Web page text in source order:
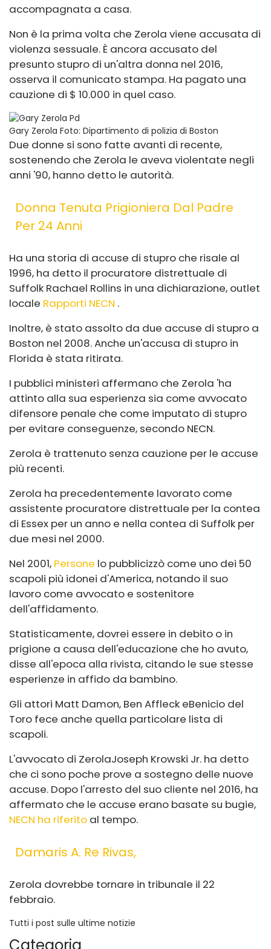
accompagnata a casa.
Non è la prima volta che Zerola viene accusata di
violenza sessuale. È ancora accusato del
presunto stupro di un'altra donna nel 2016,
osserva il comunicato stampa. Ha pagato una
cauzione di $ 10.000 in quel caso.
Gary Zerola Foto: Dipartimento di polizia di Boston
Due donne si sono fatte avanti di recente,
sostenendo che Zerola le aveva violentate negli
anni '90, hanno detto le autorità.
Donna Tenuta Prigioniera Dal Padre
Per 24 Anni
Ha una storia di accuse di stupro che risale al
1996, ha detto il procuratore distrettuale di
Suffolk Rachael Rollins in una dichiarazione, outlet
locale Rapporti NECN .
Inoltre, è stato assolto da due accuse di stupro a
Boston nel 2008. Anche un'accusa di stupro in
Florida è stata ritirata.
I pubblici ministeri affermano che Zerola 'ha
attinto alla sua esperienza sia come avvocato
difensore penale che come imputato di stupro
per evitare conseguenze, secondo NECN.
Zerola è trattenuto senza cauzione per le accuse
più recenti.
Zerola ha precedentemente lavorato come
assistente procuratore distrettuale per la contea
di Essex per un anno e nella contea di Suffolk per
due mesi nel 2000.
Nel 2001, Persone lo pubblicizzò come uno dei 50
scapoli più idonei d'America, notando il suo
lavoro come avvocato e sostenitore
dell'affidamento.
Statisticamente, dovrei essere in debito o in
prigione a causa dell'educazione che ho avuto,
disse all'epoca alla rivista, citando le sue stesse
esperienze in affido da bambino.
Gli attori Matt Damon, Ben Affleck eBenicio del
Toro fece anche quella particolare lista di
scapoli.
L'avvocato di ZerolaJoseph Krowski Jr. ha detto
che ci sono poche prove a sostegno delle nuove
accuse. Dopo l'arresto del suo cliente nel 2016, ha
affermato che le accuse erano basate su bugie,
NECN ha riferito al tempo.
Damaris A. Re Rivas,
Zerola dovrebbe tornare in tribunale il 22
febbraio.
Tutti i post sulle ultime notizie